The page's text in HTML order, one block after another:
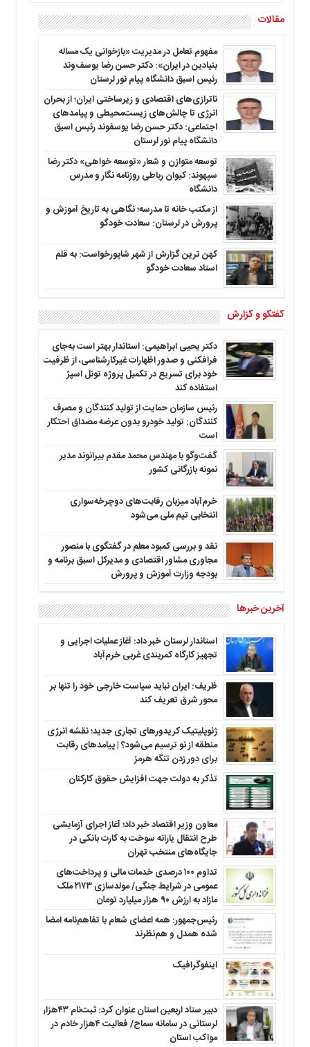
مقالات
مفهوم تعامل در مدیریت «بازخوانی یک مساله
بنیادین در ایران»: دکتر حسن رضا یوسف‌وند
رئیس اسبق دانشگاه پیام نور لرستان
ناترازی‌های اقتصادی و زیرساختی ایران؛ از بحران
انرژی تا چالش‌های زیست‌محیطی و پیامدهای
اجتماعی: دکتر حسن رضا یوسفوند رئیس اسبق
دانشگاه پیام نور لرستان
توسعه متوازن و شعار «توسعه خواهی» دکتر رضا
سپهوند: کیوان رباطی روزنامه نگار و مدرس
دانشگاه
از مکتب خانه تا مدرسه؛ نگاهی به تاریخ آموزش و
پرورش در لرستان: سعادت خودگو
کهن ترین گزارش از شهر شاپورخواست: به قلم
استاد سعادت خودگو
گفتگو و گزارش
دکتر یحیی ابراهیمی: استاندار بهتر است به‌جای
فرافکنی و صدور اظهارات غیرکارشناسی، از ظرفیت
خود برای تسریع در تکمیل پروژه تونل اسپژ
استفاده کند
رئیس سازمان حمایت از تولید کنندگان و مصرف
کنندگان: تولید خودرو بدون عرضه مصداق احتکار
است
گفت‌وگو با مهندس محمد مقدم بیرانوند مدیر
نمونه بازرگانی کشور
خرم‌آباد میزبان رقابت‌های دوچرخه‌سواری
انتخابی تیم ملی می‌شود
نقد و بررسی کمبود معلم در گفتگوی با منصور
مجاوری مشاور اقتصادی و مدیرکل اسبق برنامه و
بودجه وزارت آموزش و پرورش
آخرین خبرها
استاندار لرستان خبر داد: آغاز عملیات اجرایی و
تجهیز کارگاه کمربندی غربی خرم‌آباد
ظریف: ایران نباید سیاست خارجی خود را تنها بر
محور شرق تعریف کند
ژئوپلیتیک کریدورهای تجاری جدید؛ نقشه انرژی
منطقه‌ از نو ترسیم می‌شود؟ | پیامدهای رقابت
برای دور زدن تنگه هرمز
تذکر به دولت جهت افزایش حقوق کارکنان ‌
معاون وزیر اقتصاد خبر داد؛ آغاز اجرای آزمایشی
طرح انتقال یارانه سوخت به کارت بانکی در
جایگاه‌های منتخب تهران
تداوم ۱۰۰ درصدی خدمات مالی و پرداخت‌های
عمومی در شرایط جنگی/ مولدسازی ۲۱۷۳ ملک
مازاد به ارزش ۹۰ هزار میلیارد تومان
رئیس‌جمهور: همه اعضای شعام با تفاهم‌نامه امضا
شده همدل و هم‌نظرند
اینفوگرافیک
دبیر ستاد اربعین استان عنوان کرد: ثبت‌نام ۴۳هزار
لرستانی در سامانه سماح/ فعالیت ۴هزار خادم در
مواکب استان